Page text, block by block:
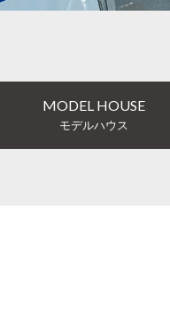
MODEL HOUSE
モデルハウス